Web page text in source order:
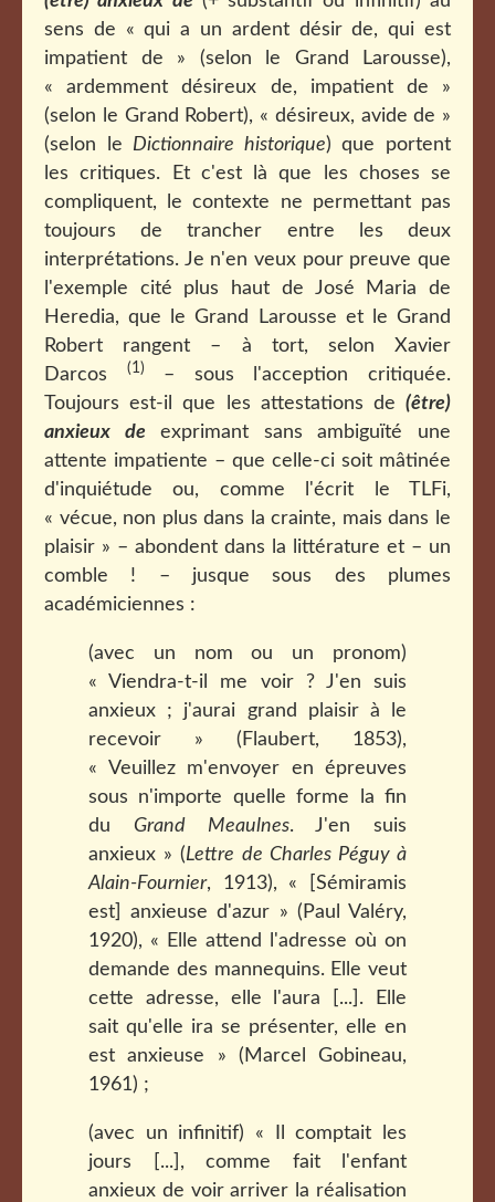
sens de « qui a un ardent désir de, qui est
impatient de » (selon le Grand Larousse),
« ardemment désireux de, impatient de »
(selon le Grand Robert), « désireux, avide de »
(selon le Dictionnaire historique) que portent
les critiques. Et c'est là que les choses se
compliquent, le contexte ne permettant pas
toujours de trancher entre les deux
interprétations. Je n'en veux pour preuve que
l'exemple cité plus haut de José Maria de
Heredia, que le Grand Larousse et le Grand
Robert rangent – à tort, selon Xavier
Darcos
(1)
– sous l'acception critiquée.
Toujours est-il que les attestations de (être)
anxieux deexprimant sans ambiguïté une
attente impatiente – que celle-ci soit mâtinée
d'inquiétude ou, comme l'écrit le TLFi,
« vécue, non plus dans la crainte, mais dans le
plaisir » – abondent dans la littérature et – un
comble ! – jusque sous des plumes
académiciennes :
(avec un nom ou un pronom)
« Viendra-t-il me voir ? J'en suis
anxieux ; j'aurai grand plaisir à le
recevoir » (Flaubert, 1853),
« Veuillez m'envoyer en épreuves
sous n'importe quelle forme la fin
du Grand Meaulnes. J'en suis
anxieux » (Lettre de Charles Péguy à
Alain-Fournier, 1913), « [Sémiramis
est] anxieuse d'azur » (Paul Valéry,
1920), « Elle attend l'adresse où on
demande des mannequins. Elle veut
cette adresse, elle l'aura [...]. Elle
sait qu'elle ira se présenter, elle en
est anxieuse » (Marcel Gobineau,
1961) ;
(avec un infinitif) « Il comptait les
jours [...], comme fait l'enfant
anxieux de voir arriver la réalisation